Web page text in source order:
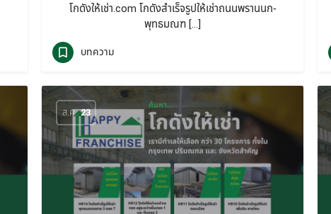
โกดังให้เช่า.com โกดังสำเร็จรูปให้เช่าถนนพรานนก-
พุทธมณฑ […]
บทความ
ส.ค. 23